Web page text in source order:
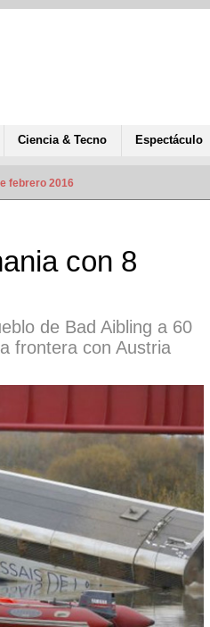
Ciencia & Tecno Espectáculo
febrero 2016
con 8
de Bad Aibling a 60
frontera con Austria